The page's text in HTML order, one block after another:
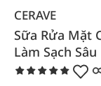
CERAVE
Sữa Rửa Mặt
Làm Sạch